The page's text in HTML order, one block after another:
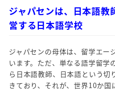
ジャパセンは、日本語
営する日本語学校
ジャパセンの母体は、留学エー
います。ただ、単なる語学留学
ら日本語教師、日本語という切
きており、それが、世界10か